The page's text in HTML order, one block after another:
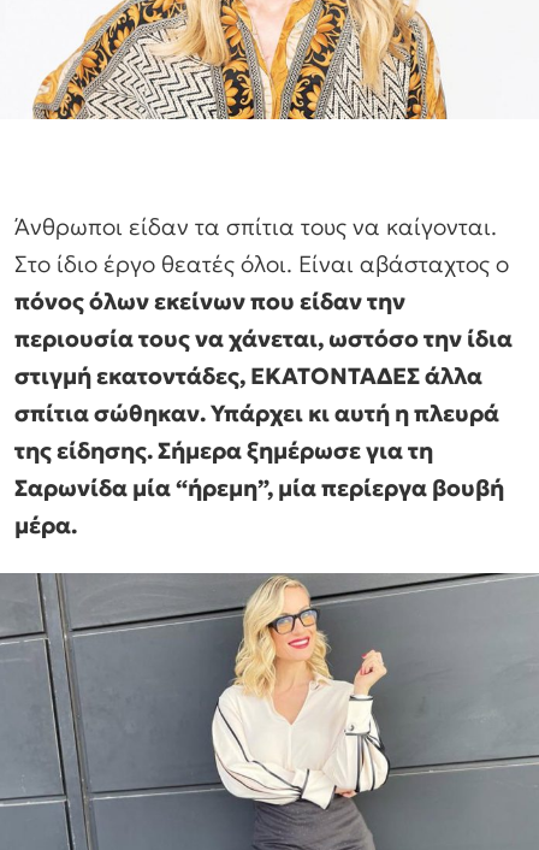
Άνθρωποι είδαν τα σπίτια τους να καίγονται.
Στο ίδιο έργο θεατές όλοι. Είναι αβάσταχτος ο
πόνος όλων εκείνων που είδαν την
περιουσία τους να χάνεται, ωστόσο την ίδια
στιγμή εκατοντάδες, ΕΚΑΤΟΝΤΑΔΕΣ άλλα
σπίτια σώθηκαν. Υπάρχει κι αυτή η πλευρά
της είδησης. Σήμερα ξημέρωσε για τη
Σαρωνίδα μία “ήρεμη”, μία περίεργα βουβή
μέρα.